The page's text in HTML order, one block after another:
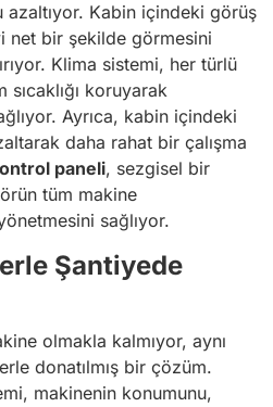
azaltıyor. Kabin içindeki görüş
net bir şekilde görmesini
Klima sistemi, her türlü
koruyarak
Ayrıca, kabin içindeki
daha rahat bir çalışma
paneli, sezgisel bir
tüm makine
sağlıyor.
Şantiyede
olmakla kalmıyor, aynı
donatılmış bir çözüm.
makinenin konumunu,